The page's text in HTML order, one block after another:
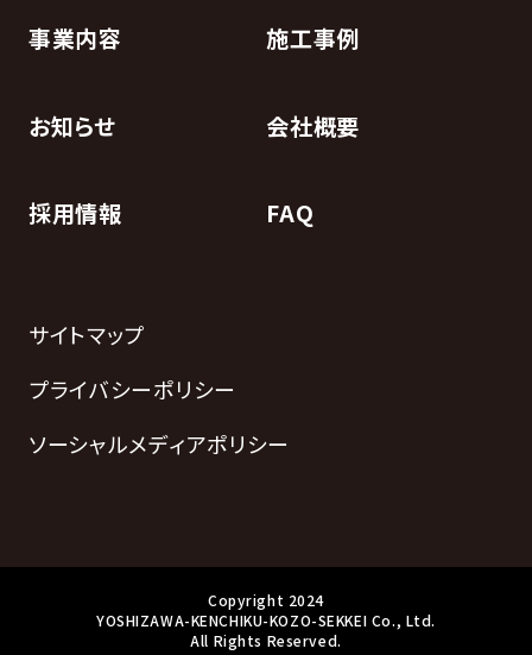
事業内容 施工事例
お知らせ 会社概要
採用情報 FAQ
サイトマップ
プライバシーポリシー
ソーシャルメディアポリシー
Copyright 2024
YOSHIZAWA-KENCHIKU-KOZO-SEKKEI Co., Ltd.
All Rights Reserved.